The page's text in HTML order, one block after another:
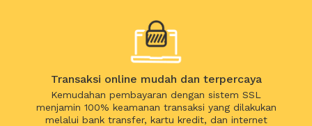
Transaksi online mudah dan terpercaya
Kemudahan pembayaran dengan sistem SSL
menjamin 100% keamanan transaksi yang dilakukan
melalui bank transfer, kartu kredit, dan internet